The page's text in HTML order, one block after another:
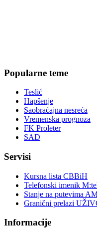
Popularne teme
Teslić
Hapšenje
Saobraćajna nesreća
Vremenska prognoza
FK Proleter
SAD
Servisi
Kursna lista CBBiH
Telefonski imenik
Stanje na putevima
Granični prelazi
Informacije